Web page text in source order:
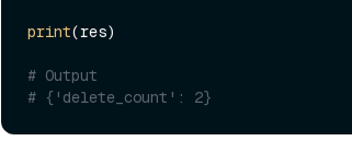
print(res)
# Output
# {'delete_count': 2}